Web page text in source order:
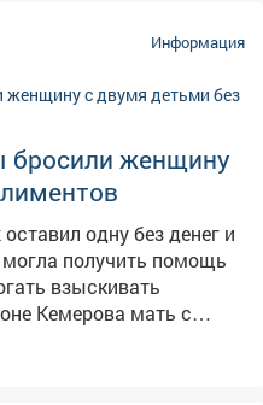
Информация
бросили женщину
одну без денег и
получить помощь
взыскивать
алименты от
9-летнего сына и 14-